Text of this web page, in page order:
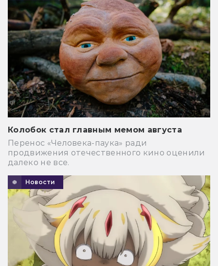
Колобок стал главным мемом августа
Перенос «Человека-паука» ради
продвижения отечественного кино оценили
далеко не все.
Новости